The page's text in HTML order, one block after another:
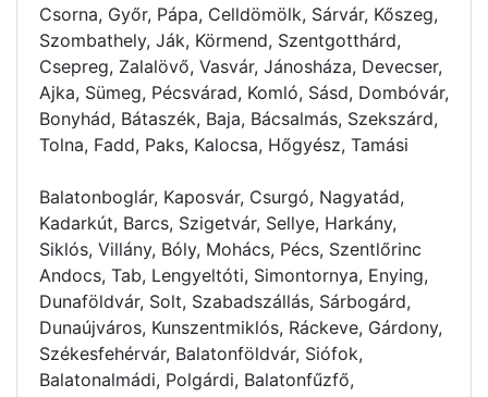
Csorna, Győr, Pápa, Celldömölk, Sárvár, Kőszeg,
Szombathely, Ják, Körmend, Szentgotthárd,
Csepreg, Zalalövő, Vasvár, Jánosháza, Devecser,
Ajka, Sümeg, Pécsvárad, Komló, Sásd, Dombóvár,
Bonyhád, Bátaszék, Baja, Bácsalmás, Szekszárd,
Tolna, Fadd, Paks, Kalocsa, Hőgyész, Tamási
Balatonboglár, Kaposvár, Csurgó, Nagyatád,
Kadarkút, Barcs, Szigetvár, Sellye, Harkány,
Siklós, Villány, Bóly, Mohács, Pécs, Szentlőrinc
Andocs, Tab, Lengyeltóti, Simontornya, Enying,
Dunaföldvár, Solt, Szabadszállás, Sárbogárd,
Dunaújváros, Kunszentmiklós, Ráckeve, Gárdony,
Székesfehérvár, Balatonföldvár, Siófok,
Balatonalmádi, Polgárdi, Balatonfűzfő,